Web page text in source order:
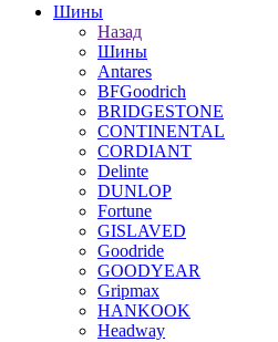
Шины
Назад
Шины
Antares
BFGoodrich
BRIDGESTONE
CONTINENTAL
CORDIANT
Delinte
DUNLOP
Fortune
GISLAVED
Goodride
GOODYEAR
Gripmax
HANKOOK
Headway